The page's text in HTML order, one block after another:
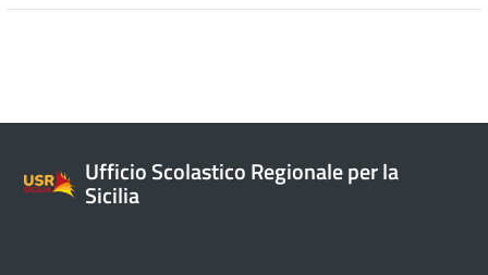
Ufficio Scolastico Regionale per la
Sicilia